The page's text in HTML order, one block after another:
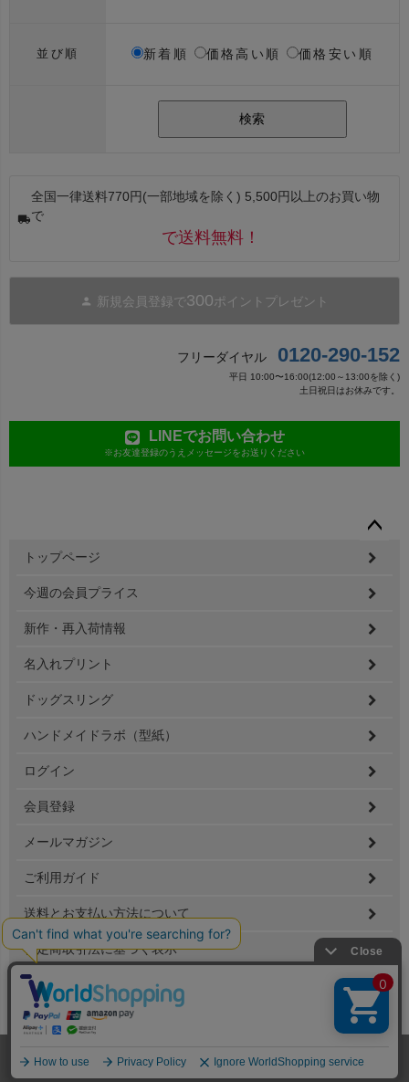
並び順 新着順 価格高い順 価格安い順
検索
全国一律送料770円(一部地域を除く) 5,500円以上のお買い物
で
で送料無料！
新規会員登録で300ポイントプレゼント
フリーダイヤル 0120-290-152
平日 10:00〜16:00(12:00～13:00を除く)
土日祝日はお休みです。
LINEでお問い合わせ
※お友達登録のうえメッセージをお送りください
ペー
ップ
トップページ
今週の会員プライス
新作・再入荷情報
名入れプリント
ドッグスリング
ハンドメイドラボ（型紙）
ログイン
会員登録
メールマガジン
ご利用ガイド
送料とお支払い方法について
特定商取引法に基づく表示
個人情報の取扱
Copyright(C) 2020 Sanwafukusou.Ltd All Rights Reserved.